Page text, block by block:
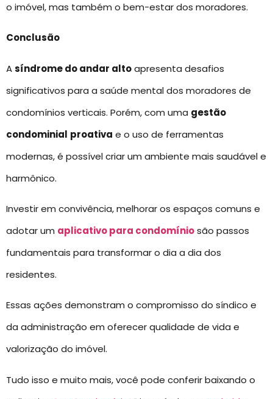
o imóvel, mas também o bem-estar dos moradores.
Conclusão
Asíndrome do andar altoapresenta desafios
significativos para a saúde mental dos moradores de
condomínios verticais. Porém, com uma gestão
condominial proativa e o uso de ferramentas
modernas, é possível criar um ambiente mais saudável e
harmônico.
Investir em convivência, melhorar os espaços comuns e
adotar um aplicativo para condomíniosão passos
fundamentais para transformar o dia a dia dos
residentes.
Essas ações demonstram o compromisso do síndico e
da administração em oferecer qualidade de vida e
valorização do imóvel.
Tudo isso e muito mais, você pode conferir baixando o